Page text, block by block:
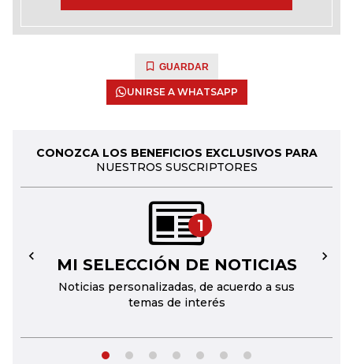
GUARDAR
UNIRSE A WHATSAPP
CONOZCA LOS BENEFICIOS EXCLUSIVOS PARA
NUESTROS SUSCRIPTORES
1
MI SELECCIÓN DE NOTICIAS
Noticias personalizadas, de acuerdo a sus
temas de interés
← →